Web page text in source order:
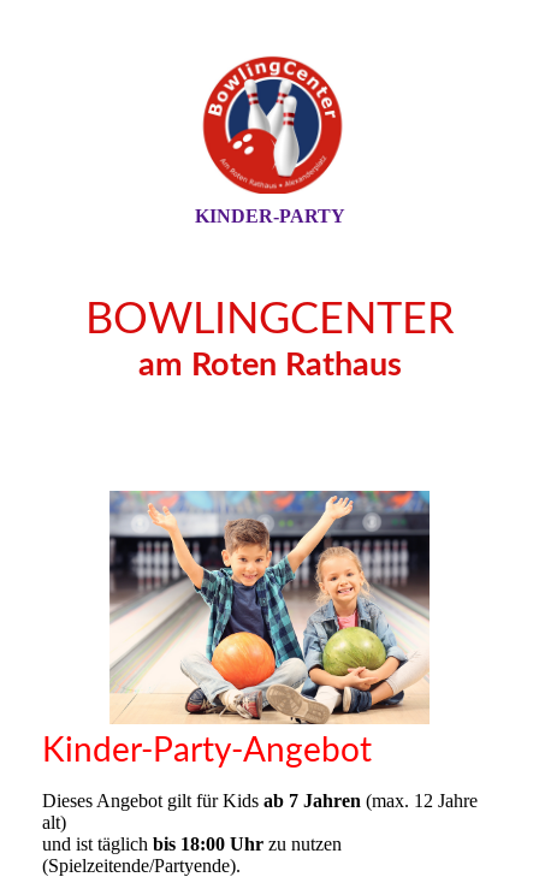
KINDER-PARTY
BOWLINGCENTER
am Roten Rathaus
Kinder-Party-Angebot
Dieses Angebot gilt für Kids ab 7 Jahren (max. 12 Jahre
alt)
und ist täglich bis 18:00 Uhr zu nutzen
(Spielzeitende/Partyende).